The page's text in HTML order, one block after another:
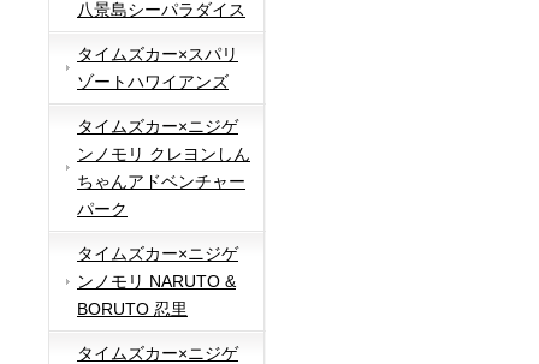
八景島シーパラダイス
タイムズカー×スパリ
ゾートハワイアンズ
タイムズカー×ニジゲ
ンノモリ クレヨンしん
ちゃんアドベンチャー
パーク
タイムズカー×ニジゲ
ンノモリ NARUTO &
BORUTO 忍里
タイムズカー×ニジゲ